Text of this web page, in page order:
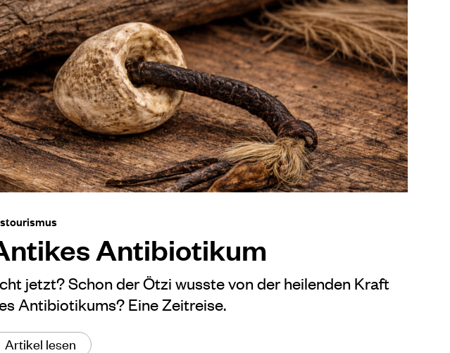
Antibiotikum
jetzt? Schon der Ötzi wusste von der heilenden Kraft
Antibiotikums? Eine Zeitreise.
Artikel lesen